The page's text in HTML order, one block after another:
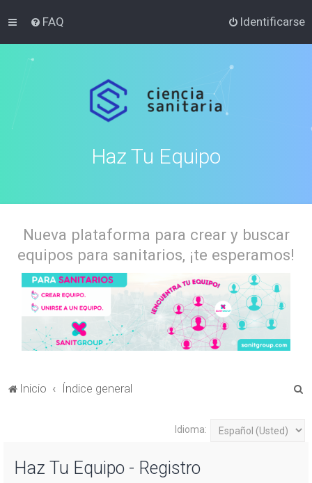
FAQ Identificarse
Haz Tu Equipo
Nueva plataforma para crear y buscar
equipos para sanitarios, ¡te esperamos!
Inicio Índice general
Idioma:
Haz Tu Equipo - Registro